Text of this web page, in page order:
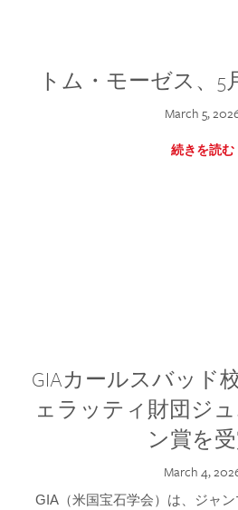
トム・モーゼス、5
March 5,
続きを読む
GIAカールスバッド
ェラッティ財団ジ
ン賞を
March 4,
GIA（米国宝石学会）は、ジャ